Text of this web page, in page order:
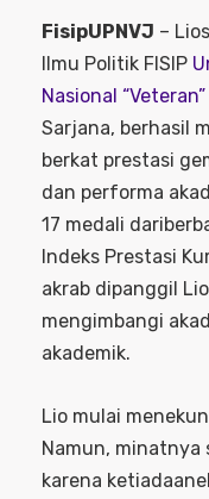
FisipUPNVJ –
Ilmu Politik FISIP
Nasional
Sarjana, berhasil
berkat prestasi
dan performa
17 medali
Indeks Prestasi
akrab dipanggil
mengimbangi
akademik.
Lio mulai
Namun, minatnya
karena